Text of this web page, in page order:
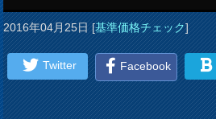
2016年04月25日[基準価格チェック]
Twitter Facebook